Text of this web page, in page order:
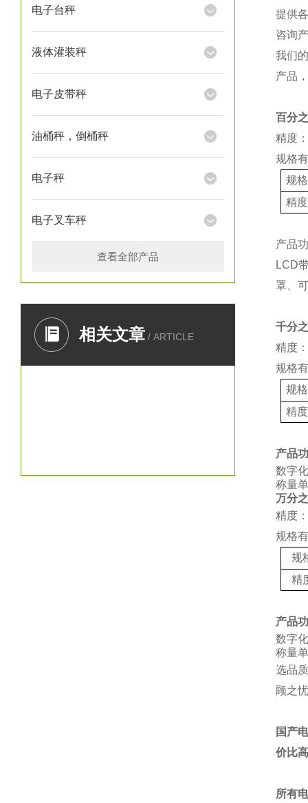
电子台秤
液体灌装秤
电子皮带秤
油桶秤，倒桶秤
电子秤
电子叉车秤
查看全部产品
相关文章 / ARTICLE
提供
咨询
我们
产品
百分
精度
规格
规格
精度
产品
LCD
罩、
千分
精度
规格
规格
精度
产品
数字
称量
万分
精度
规格
规
精
产品
数字
称量
选品
顾之
国产
价比
所有